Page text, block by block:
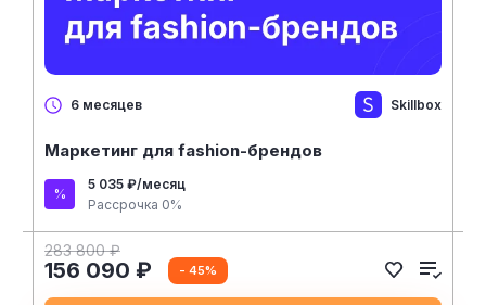
6 месяцев Skillbox
Маркетинг для fashion-брендов
5 035 ₽/месяц
Рассрочка 0%
283 800 ₽
156 090 ₽ - 45%